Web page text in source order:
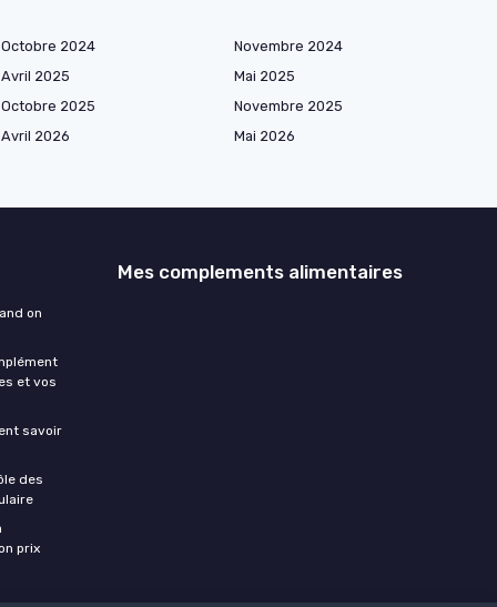
Octobre 2024
Novembre 2024
Avril 2025
Mai 2025
Octobre 2025
Novembre 2025
Avril 2026
Mai 2026
on
et vos
savoir
des
prix
Mes complements alimentaires